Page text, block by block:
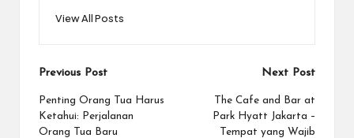
View All Posts
Post
navigation
Previous Post
Penting Orang Tua Harus
Ketahui: Perjalanan
Orang Tua Baru
Next Post
The Cafe and Bar at
Park Hyatt Jakarta –
Tempat yang Wajib